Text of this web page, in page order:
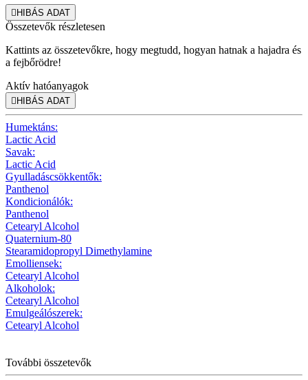
HIBÁS ADAT
Összetevők részletesen
Kattints az összetevőkre, hogy megtudd, hogyan hatnak a hajadra és
a fejbőrödre!
Aktív hatóanyagok
HIBÁS ADAT
Humektáns:
Lactic Acid
Savak:
Lactic Acid
Gyulladáscsökkentők:
Panthenol
Kondicionálók:
Panthenol
Cetearyl Alcohol
Quaternium-80
Stearamidopropyl Dimethylamine
Emolliensek:
Cetearyl Alcohol
Alkoholok:
Cetearyl Alcohol
Emulgeálószerek:
Cetearyl Alcohol
További összetevők